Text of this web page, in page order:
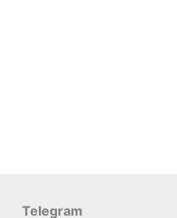
Telegram